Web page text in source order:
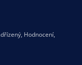
, Hodnocení,